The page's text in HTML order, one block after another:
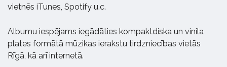
vietnēs iTunes, Spotify u.c.
Albumu iespējams iegādāties kompaktdiska un vinila
plates formātā mūzikas ierakstu tirdzniecības vietās
Rīgā, kā arī internetā.